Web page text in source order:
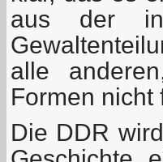
aus der in
alle
Formen nicht
Die DDR